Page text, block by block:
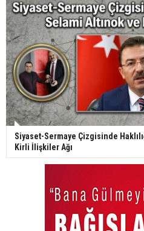
Siyaset-Sermaye Çizgisinde
Kirli İlişkiler Ağı